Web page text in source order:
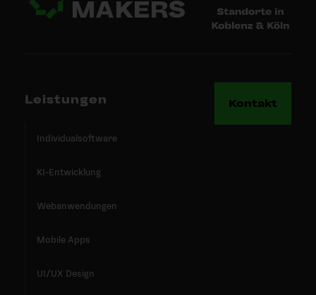
Leistungen
Individualsoftware
KI-Entwicklung
Webanwendungen
Mobile Apps
UI/UX Design
Kontakt